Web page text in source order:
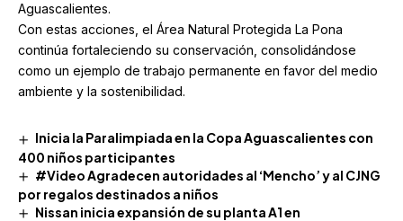
Aguascalientes.
Con estas acciones, el Área Natural Protegida La Pona
continúa fortaleciendo su conservación, consolidándose
como un ejemplo de trabajo permanente en favor del medio
ambiente y la sostenibilidad.
Inicia la Paralimpiada en la Copa Aguascalientes con
400 niños participantes
#Video Agradecen autoridades al ‘Mencho’ y al CJNG
por regalos destinados a niños
Nissan inicia expansión de su planta A1 en